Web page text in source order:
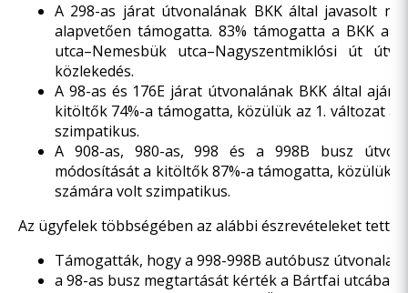
A 298-as járat útvonalának BKK által javasolt
alapvetően támogatta. 83% támogatta a BKK
utca–Nemesbük utca–Nagyszentmiklósi út
közlekedés.
A 98-as és 176E járat útvonalának BKK által
kitöltők 74%-a támogatta, közülük az 1. változat a
szimpatikus.
A 908-as, 980-as, 998 és a 998B busz
módosítását a kitöltők 87%-a támogatta, közülük
számára volt szimpatikus.
Az ügyfelek többségében az alábbi észrevételeket tették:
Támogatták, hogy a 998-998B autóbusz útvonala
a 98-as busz megtartását kérték a Bártfai utcában;